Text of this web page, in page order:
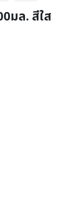
มล. สีใส